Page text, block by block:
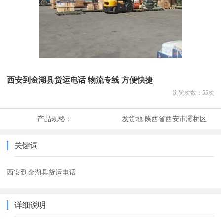
西安到金湖县货运电话 物流专线 方便快捷
浏览次数： 55次
产品规格： 发货地:陕西省西安市灞桥区
关键词
西安到金湖县货运电话
详细说明